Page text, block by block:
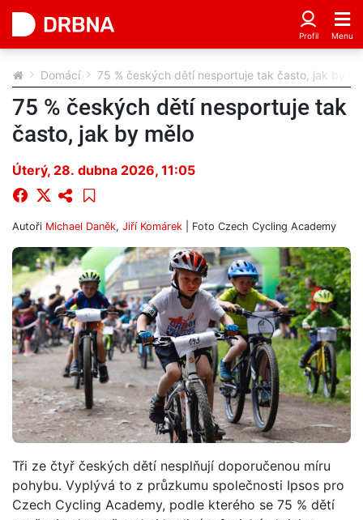
Domácí 75 % českých dětí nesportuje tak často, jak by
75 % českých dětí nesportuje tak
často, jak by mělo
Úterý, 28. dubna 2026, 11:05
Autoři Michael Daněk, Jiří Komárek | Foto Czech Cycling Academy
Tři ze čtyř českých dětí nesplňují doporučenou míru
pohybu. Vyplývá to z průzkumu společnosti Ipsos pro
Czech Cycling Academy, podle kterého se 75 % dětí